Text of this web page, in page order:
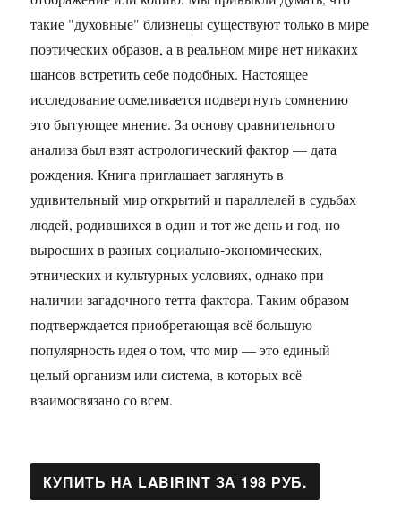
такие "духовные" близнецы существуют только в мире
поэтических образов, а в реальном мире нет никаких
шансов встретить себе подобных. Настоящее
исследование осмеливается подвергнуть сомнению
это бытующее мнение. За основу сравнительного
анализа был взят астрологический фактор — дата
рождения. Книга приглашает заглянуть в
удивительный мир открытий и параллелей в судьбах
людей, родившихся в один и тот же день и год, но
выросших в разных социально-экономических,
этнических и культурных условиях, однако при
наличии загадочного тетта-фактора. Таким образом
подтверждается приобретающая всё большую
популярность идея о том, что мир — это единый
целый организм или система, в которых всё
взаимосвязано со всем.